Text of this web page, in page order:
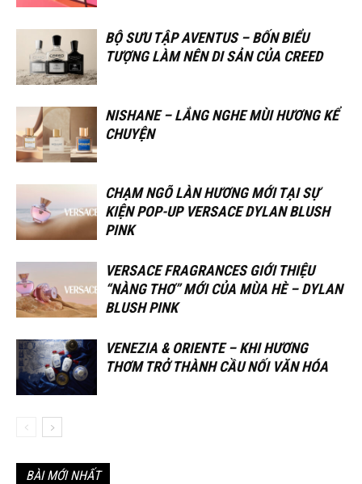
BỘ SƯU TẬP AVENTUS – BỐN BIỂU
TƯỢNG LÀM NÊN DI SẢN CỦA CREED
NISHANE – LẮNG NGHE MÙI HƯƠNG KỂ
CHUYỆN
CHẠM NGÕ LÀN HƯƠNG MỚI TẠI SỰ
KIỆN POP-UP VERSACE DYLAN BLUSH
PINK
VERSACE FRAGRANCES GIỚI THIỆU
“NÀNG THƠ” MỚI CỦA MÙA HÈ – DYLAN
BLUSH PINK
VENEZIA & ORIENTE – KHI HƯƠNG
THƠM TRỞ THÀNH CẦU NỐI VĂN HÓA
BÀI MỚI NHẤT